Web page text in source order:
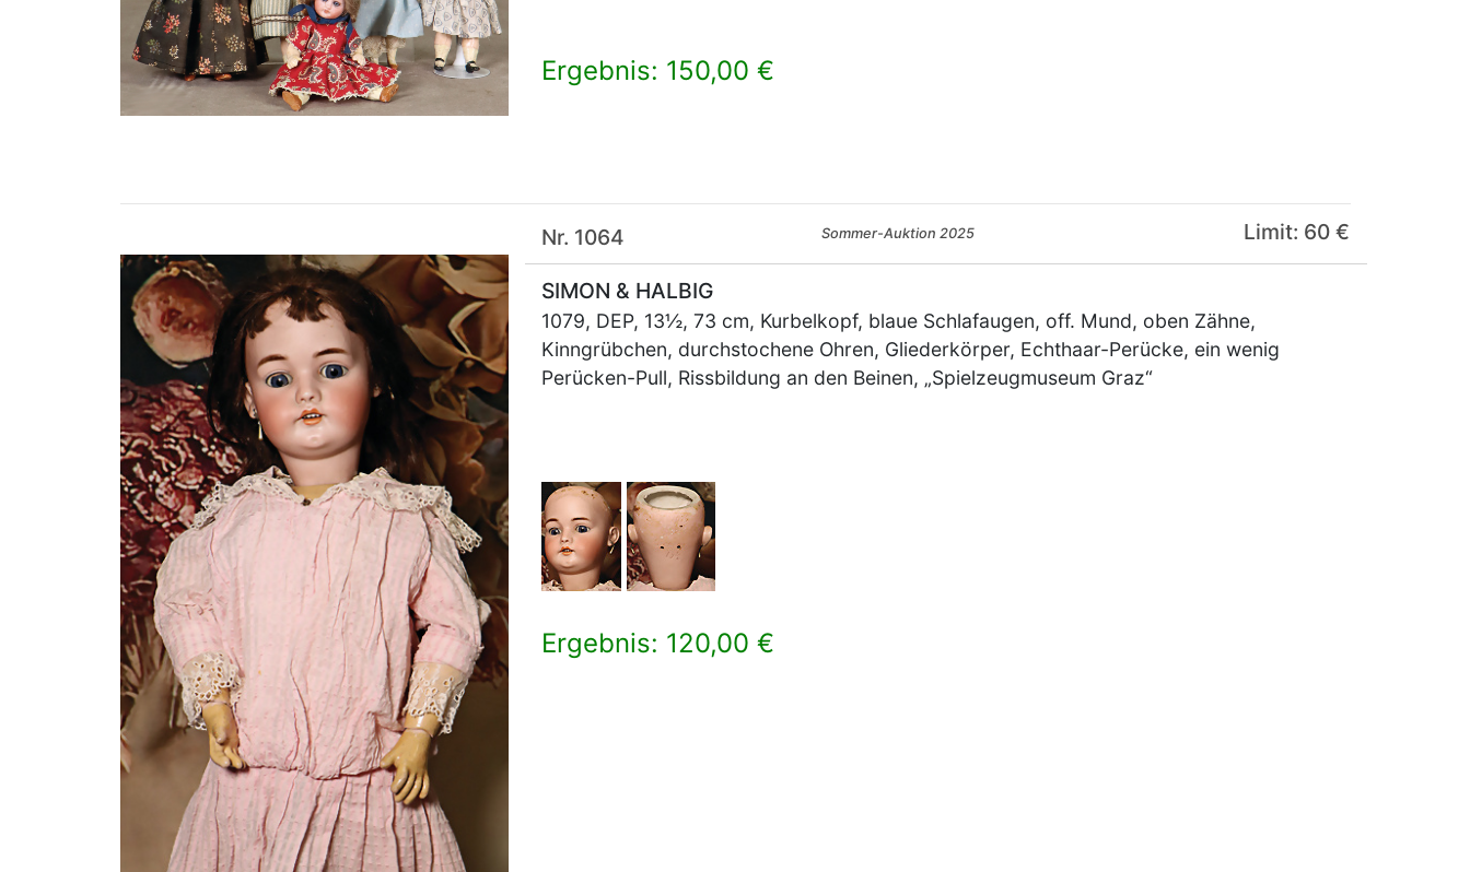
Ergebnis: 150,00 €
Nr. 1064 Sommer-Auktion 2025 Limit: 60 €
SIMON & HALBIG
1079, DEP, 13½, 73 cm, Kurbelkopf, blaue Schlafaugen, off. Mund, oben Zähne,
Kinngrübchen, durchstochene Ohren, Gliederkörper, Echthaar-Perücke, ein wenig
Perücken-Pull, Rissbildung an den Beinen, „Spielzeugmuseum Graz“
Ergebnis: 120,00 €